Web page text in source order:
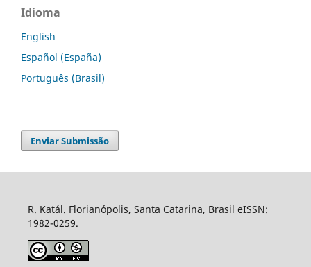
Idioma
English
Español (España)
Português (Brasil)
Enviar Submissão
R. Katál. Florianópolis, Santa Catarina, Brasil eISSN:
1982-0259.